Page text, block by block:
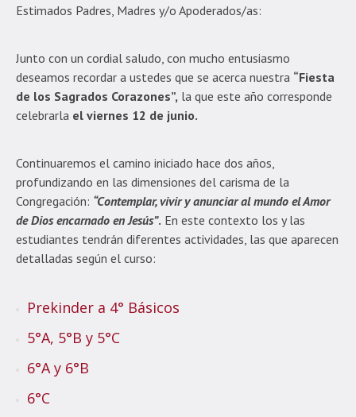
Estimados Padres, Madres y/o Apoderados/as:
Junto con un cordial saludo, con mucho entusiasmo
deseamos recordar a ustedes que se acerca nuestra “Fiesta
de los Sagrados Corazones”, la que este año corresponde
celebrarla el viernes 12 de junio.
Continuaremos el camino iniciado hace dos años,
profundizando en las dimensiones del carisma de la
Congregación: “Contemplar, vivir y anunciar al mundo el Amor
de Dios encarnado en Jesús”. En este contexto los y las
estudiantes tendrán diferentes actividades, las que aparecen
detalladas según el curso:
Prekinder a 4° Básicos
5°A, 5°B y 5°C
6°A y 6°B
6°C